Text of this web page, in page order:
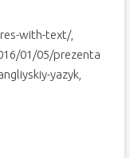
with-text/,
01/05/prezenta
yazyk,